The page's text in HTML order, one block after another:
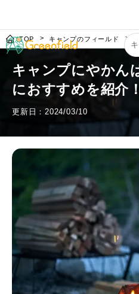
TOP キャンプのフィールド
キャンプにやかん
におすすめを紹介！
更新日：2024/03/10